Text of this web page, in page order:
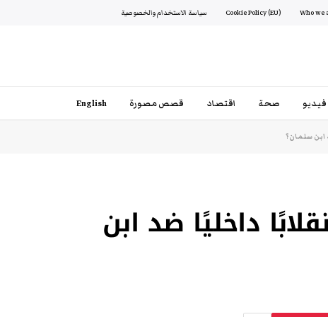
Cookie Policy (EU) سياسة الاستخدام والخصوصية
فيديو صحة اقتصاد قصص مصورة English
ابن سلمان؟
داخليًا ضد ابن